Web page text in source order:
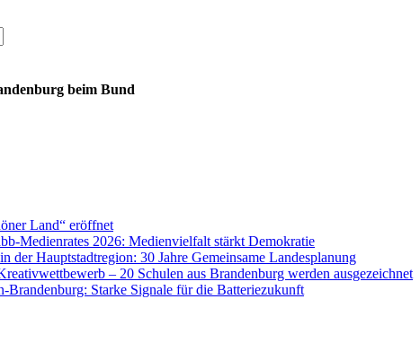
beim Bund
Land“ eröffnet
Medienrates 2026: Medienvielfalt stärkt Demokratie
der Hauptstadtregion: 30 Jahre Gemeinsame Landesplanung
– 20 Schulen aus Brandenburg werden ausgezeichnet
Brandenburg: Starke Signale für die Batteriezukunft